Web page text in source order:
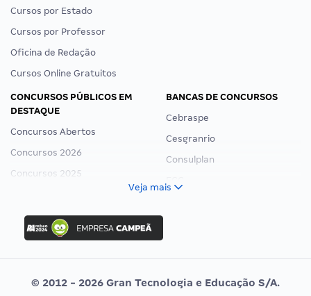
Cursos por Estado
Cursos por Professor
Oficina de Redação
Cursos Online Gratuitos
CONCURSOS PÚBLICOS EM
DESTAQUE
Concursos Abertos
Concursos 2026
Concursos 2025
Concurso Ibama
Concurso MPU
Editais publicados
BANCAS DE CONCURSOS
Cebraspe
Cesgranrio
Consulplan
Vunesp
Veja mais
© 2012 - 2026 Gran Tecnologia e Educação S/A.